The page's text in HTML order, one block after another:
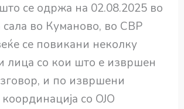
се одржа на 02.08.2025 во
сала во Куманово, во СВР
се повикани неколку
лица со кои што е извршен
и по извршени
со ОЈО